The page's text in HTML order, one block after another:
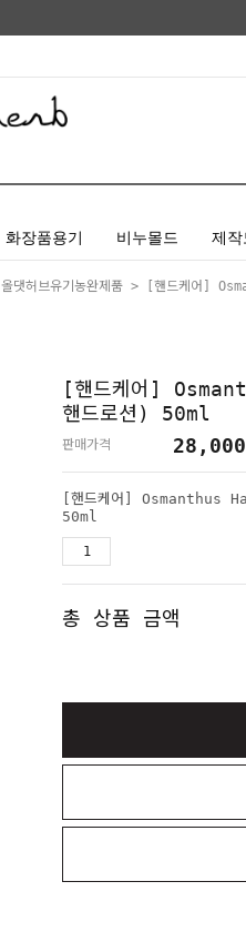
화장품용기 비누몰드 제작
올댓허브유기농완제품 > [핸드케어]
[핸드케어]
핸드로션) 50ml
판매가격 28,000
[핸드케어] Osmanthus
50ml
총 상품 금액